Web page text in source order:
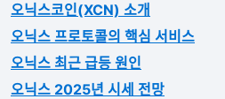
오닉스코인(XCN) 소개
오닉스 프로토콜의 핵심 서비스
오닉스 최근 급등 원인
오닉스 2025년 시세 전망